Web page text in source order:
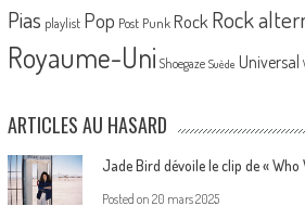
Pias playlist Pop Post Punk Rock Rock
Royaume-Uni Shoegaze Suède Universal
ARTICLES AU HASARD
Jade Bird dévoile le clip de « Who
Posted on 20 mars 2025